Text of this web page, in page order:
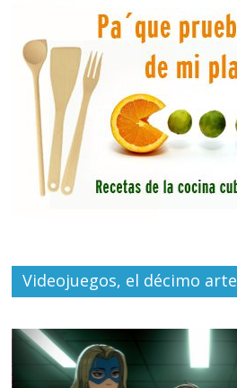
Videojuegos, el décimo arte